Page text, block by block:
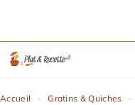
contenu
Accueil - Gratins & Quiches -